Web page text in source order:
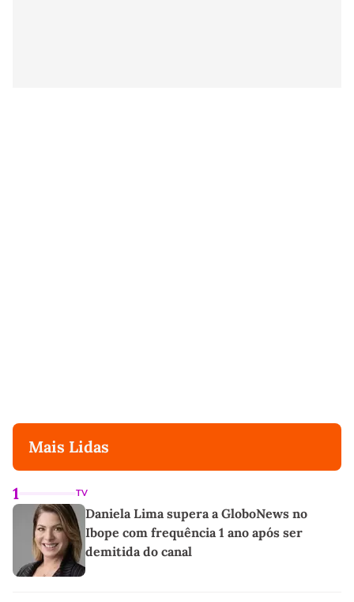
Mais Lidas
1 TV
Daniela Lima supera a GloboNews no
Ibope com frequência 1 ano após ser
demitida do canal